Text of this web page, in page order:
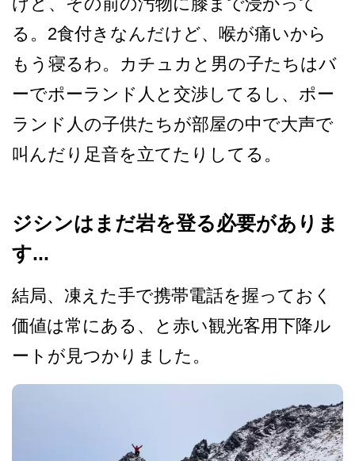
る。­2食付きなんだけど、喉が痛いから
もう寝るわ。カチ­ュカと男の子たちはバ
ーでポーランド人と交渉してる­し、ポー
ランド人の子供たちが部屋の中で大声で
叫ん­だり足音を立てたりしてる。
ジシンはまだ岩を登る必要がありま
す...
結局、凍えた手で携帯電話を­握っておく
価値は常にある、と赤い観光客用下降ル
ー­トが見つかりました。